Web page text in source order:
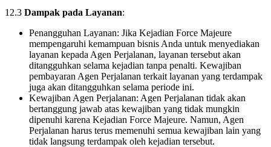
12.3 Dampak pada Layanan:
Penangguhan Layanan: Jika Kejadian Force Majeure
mempengaruhi kemampuan bisnis Anda untuk menyediakan
layanan kepada Agen Perjalanan, layanan tersebut akan
ditangguhkan selama kejadian tanpa penalti. Kewajiban
pembayaran Agen Perjalanan terkait layanan yang terdampak
juga akan ditangguhkan selama periode ini.
Kewajiban Agen Perjalanan: Agen Perjalanan tidak akan
bertanggung jawab atas kewajiban yang tidak mungkin
dipenuhi karena Kejadian Force Majeure. Namun, Agen
Perjalanan harus terus memenuhi semua kewajiban lain yang
tidak langsung terdampak oleh kejadian tersebut.